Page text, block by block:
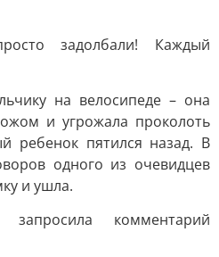
задолбали! Каждый
на велосипеде – она
и угрожала проколоть
ребенок пятился назад. В
одного из очевидцев
и ушла.
запросила комментарий